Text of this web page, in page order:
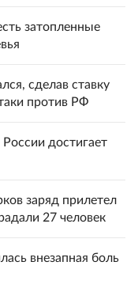
затопленные
сделав ставку
против РФ
достигает
заряд прилетел
27 человек
внезапная боль